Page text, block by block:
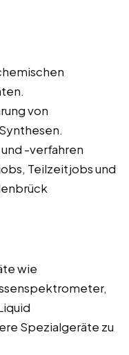
von
-verfahren
Teilzeitjobs und
wie
Spezialgeräte zu